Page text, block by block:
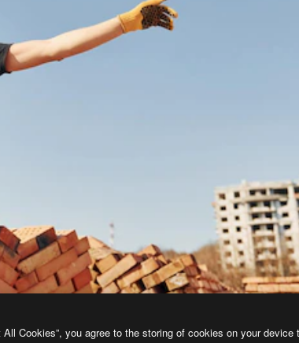
All Cookies”, you agree to the storing of cookies on your device